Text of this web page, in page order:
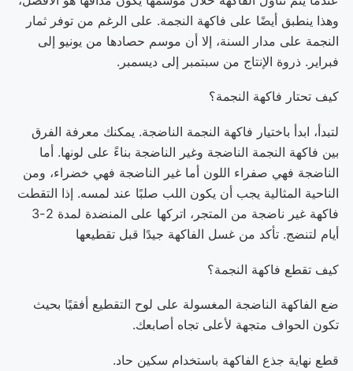
وهذا ينطبق أيضًا على فاكهة النجمة. على الرغم من توفر ثمار
النجمة على مدار السنة، إلا أن موسم حصادها من يونيو إلى
فبراير. ذروة الإنتاج من سبتمبر إلى ديسمبر.
كيف تحتار فاكهة النجمة؟
لتبدأ، ابدأ باختيار فاكهة النجمة الناضجة. يمكنك معرفة الفرق
بين فاكهة النجمة الناضجة وغير الناضجة بناءً على لونها. أما
الناضجة فهي صفراء اللون أما غير الناضجة فهي خضراء، ومن
الناحية المثالية يجب أن يكون اللب صلبًا عند لمسه. إذا التقطت
فاكهة غير ناضجة من المتجر، اتركها على المنضدة لمدة 2-3
أيام لتنضج. تأكد من غسل الفاكهة جيدًا قبل تقطيعها
كيف تقطع فاكهة النجمة؟
ضع الفاكهة الناضجة المغسولة على لوح التقطيع أفقيًا بحيث
تكون الحواف متجهة لأعلى تجاه أصابعك.
قطع نهاية جذع الفاكهة باستخدام سكين حاد.